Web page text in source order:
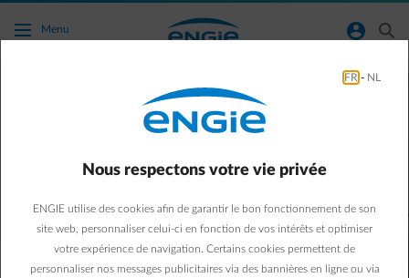
Accéder au contenu principal
Menu normal-account-circle search
Vous aussi, faites le pas
vers moins de carbone
FR - NL
Nous respectons votre vie privée
ENGIE utilise des cookies afin de garantir le bon fonctionnement de son
site web, personnaliser celui-ci en fonction de vos intérêts et optimiser
votre expérience de navigation. Certains cookies permettent de
personnaliser nos messages publicitaires via des bannières en ligne ou via